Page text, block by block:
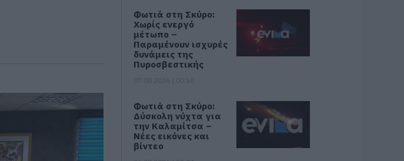
Φωτιά στη Σκύρο:
Χωρίς ενεργό
μέτωπο –
Παραμένουν ισχυρές
δυνάμεις της
Πυροσβεστικής
Φωτιά στη Σκύρο:
Δύσκολη νύχτα για
την Καλαμίτσα –
Νέες εικόνες και
βίντεο